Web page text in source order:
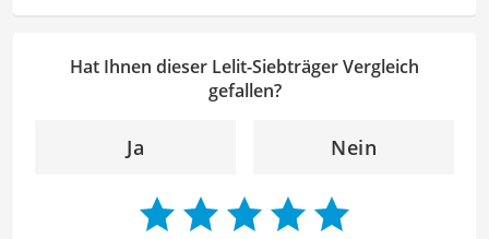
Erfahrung heraus berichte ich über Produkte und
Lösungen, die den Alltag erleichtern und praktische
Der Lelit-Siebträger-Vergleich ist aus unserer Sicht
Hat Ihnen dieser Lelit-Siebträger Vergleich
gefallen?
Ja Nein